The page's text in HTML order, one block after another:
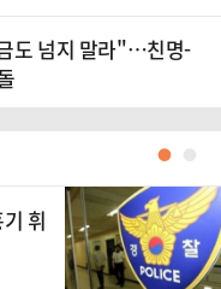
도 넘지 말라"…친명-
●
휘